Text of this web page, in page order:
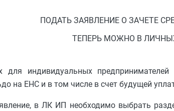
ПОДАТЬ ЗАЯВЛЕНИЕ О ЗАЧЕТЕ
ТЕПЕРЬ МОЖНО В
для индивидуальных
на ЕНС и в том числе в счет будущей
в ЛК ИП необходимо выбрать